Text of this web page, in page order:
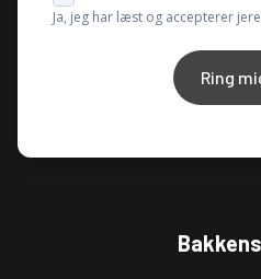
Ja, jeg har læst og accepterer
Ring